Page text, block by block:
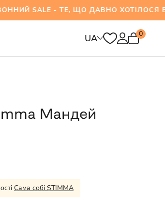
- ТЕ, ЩО ДАВНО ХОТІЛОСЯ
UA 0
Мандей
Сама собі STIMMA